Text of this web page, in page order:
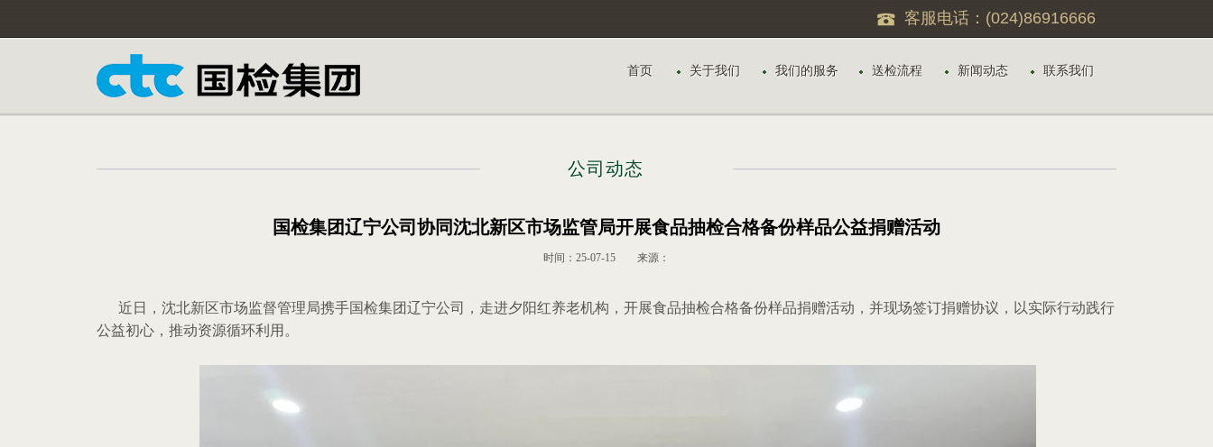
客服电话：(024)86916666
首页
首页 关于我们
关于我们 我们的服务
我们的服务 送检流程
送检流程 新闻动态
新闻动态 联系我们
联系我们
公司动态
公司动态
国检集团辽宁公司协同沈北新区市场监管局开展食品抽检合格备份样品公益捐赠活动
时间：25-07-15 来源：
近日，沈北新区市场监督管理局携手国检集团辽宁公司，走进夕阳红养老机构，开展食品抽检合格备份样品捐赠活动，并现场签订捐赠协议，以实际行动践行
公益初心，推动资源循环利用。